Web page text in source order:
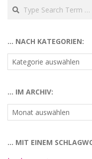
Search
… NACH KATEGORIEN:
…
nach
… IM ARCHIV:
…
im
… MIT EINEM